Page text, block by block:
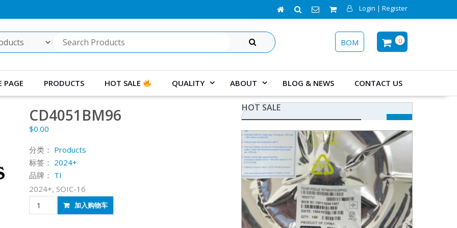
Login | Register
SEARCH
0
BOM
PAGE PRODUCTS HOT SALE QUALITY ABOUT BLOG & NEWS CONTACT US
CD4051BM96
$0.00
分类： Products
标签： 2024+
品牌： TI
2024+, SOIC-16
CD4051BM96
数
加入购物车
HOT SALE